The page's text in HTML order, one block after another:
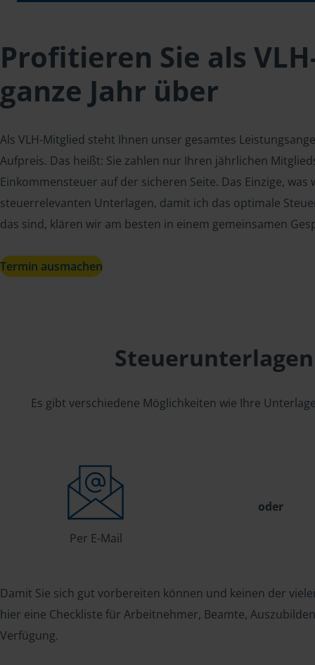
Profitieren Sie als
ganze Jahr über
Als VLH-Mitglied steht Ihnen unser gesamtes
Aufpreis. Das heißt: Sie zahlen nur Ihren jährlichen
Einkommensteuer auf der sicheren Seite. Das Einzige,
steuerrelevanten Unterlagen, damit ich das optimale
das sind, klären wir am besten in einem gemeinsamen
Termin ausmachen
Es gibt verschiedene Möglichkeiten wie Ihre
Per E-Mail
oder
Damit Sie sich gut vorbereiten können und keinen der
hier eine Checkliste für Arbeitnehmer, Beamte,
Verfügung.